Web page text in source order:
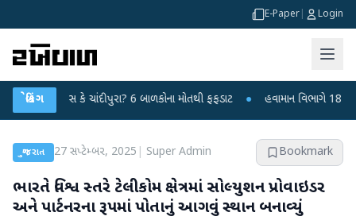
E-Paper Login
બ્રેકિંગ
6 બાળકોના મોતથી ફફડાટ ● હવામાન વિભાગે 18 રાજ્યો માટે ભારે વરસાદની
ગુજરાત 27 સપ્ટેમ્બર, 2025 Super Admin Bookmark
ભારતે વિશ્વ સ્તરે ટેલીકોમ ક્ષેત્રમાં સોલ્યુશન પ્રોવાઇડર
અને પાર્ટનરના રૂપમાં પોતાનું આગવું સ્થાન બનાવ્યું